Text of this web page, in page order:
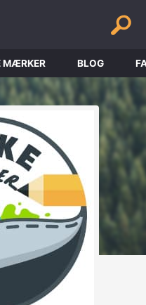
MÆRKER BLOG